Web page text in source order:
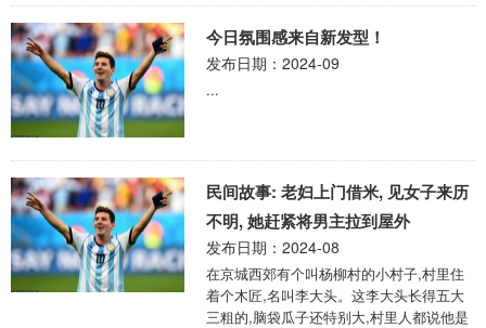
岁球员迪亚比，身价高达 5500 万欧元。紧
随其后的是吉达国民的 28 岁伊万・托尼，
今日氛围感来自新发型！
发布日期：2024-09
...
民间故事: 老妇上门借米, 见女子来历
不明, 她赶紧将男主拉到屋外
发布日期：2024-08
在京城西郊有个叫杨柳村的小村子,村里住
着个木匠,名叫李大头。这李大头长得五大
三粗的,脑袋瓜子还特别大,村里人都说他是